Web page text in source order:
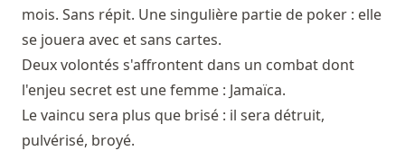
mois. Sans répit. Une singulière partie de poker : elle
se jouera avec et sans cartes.
Deux volontés s'affrontent dans un combat dont
l'enjeu secret est une femme : Jamaïca.
Le vaincu sera plus que brisé : il sera détruit,
pulvérisé, broyé.